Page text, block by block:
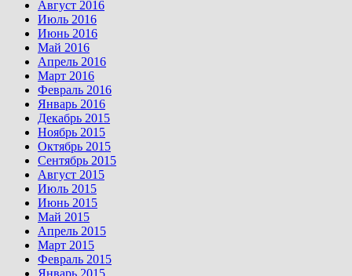
Август 2016
Июль 2016
Июнь 2016
Май 2016
Апрель 2016
Март 2016
Февраль 2016
Январь 2016
Декабрь 2015
Ноябрь 2015
Октябрь 2015
Сентябрь 2015
Август 2015
Июль 2015
Июнь 2015
Май 2015
Апрель 2015
Март 2015
Февраль 2015
Январь 2015